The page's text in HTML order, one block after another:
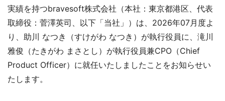
実績を持つbravesoft株式会社（本社：東京都港区、代表
取締役：菅澤英司、以下「当社」）は、2026年07月度よ
り、助川 なつき（すけがわ なつき）が執行役員に、滝川
雅俊（たきがわ まさとし）が執行役員兼CPO（Chief
Product Officer）に就任いたしましたことをお知らせい
たします。